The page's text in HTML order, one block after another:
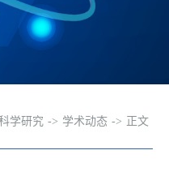
学研究 -> 学术动态 -> 正文